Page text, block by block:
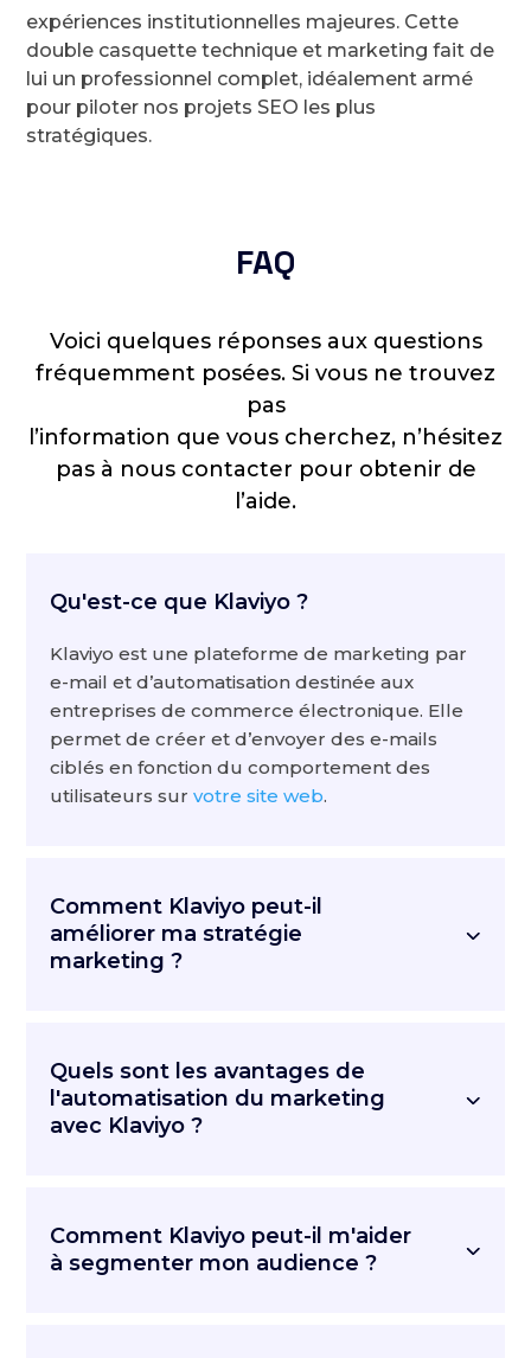
expériences institutionnelles majeures. Cette
double casquette technique et marketing fait de
lui un professionnel complet, idéalement armé
pour piloter nos projets SEO les plus
stratégiques.
FAQ
Voici quelques réponses aux questions
fréquemment posées. Si vous ne trouvez
pas
l’information que vous cherchez, n’hésitez
pas à nous contacter pour obtenir de
l’aide.
Qu'est-ce que Klaviyo ?
Klaviyo est une plateforme de marketing par
e-mail et d’automatisation destinée aux
entreprises de commerce électronique. Elle
permet de créer et d’envoyer des e-mails
ciblés en fonction du comportement des
utilisateurs survotre site web.
Comment Klaviyo peut-il
améliorer ma stratégie
marketing ?
Quels sont les avantages de
l'automatisation du marketing
avec Klaviyo ?
Comment Klaviyo peut-il m'aider
à segmenter mon audience ?